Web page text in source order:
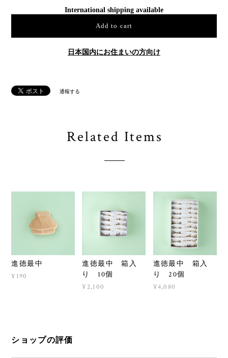
International shipping available
Add to cart
日本国内にお住まいの方向け
通報する
Related Items
進徳最中
¥190
進徳最中 箱入
り 10個
¥2,100
進徳最中 箱入
り 20個
¥4,080
ショップの評価